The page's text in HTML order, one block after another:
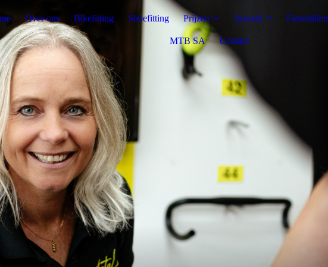
Over ons Bikefitting Shoefitting Prijzen Actueel Fietsbrillen
MTB SA Contact